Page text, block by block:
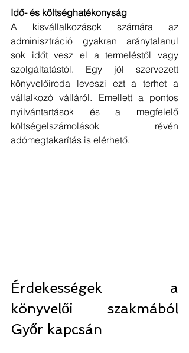
Idő- és költséghatékonyság
A kisvállalkozások számára az
adminisztráció gyakran aránytalanul
sok időt vesz el a termeléstől vagy
szolgáltatástól. Egy jól szervezett
könyvelőiroda leveszi ezt a terhet a
vállalkozó válláról. Emellett a pontos
nyilvántartások és a megfelelő
költségelszámolások révén
adómegtakarítás is elérhető.
Érdekességek a
könyvelői szakmából
Győr kapcsán